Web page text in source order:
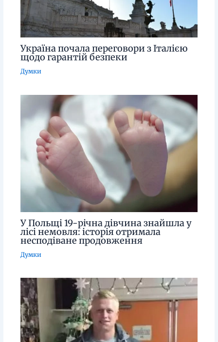
Україна почала переговори з Італією
щодо гарантій безпеки
Думки
У Польщі 19-річна дівчина знайшла у
лісі немовля: історія отримала
несподіване продовження
Думки